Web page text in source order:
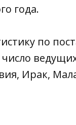
года.
по
Ирак,